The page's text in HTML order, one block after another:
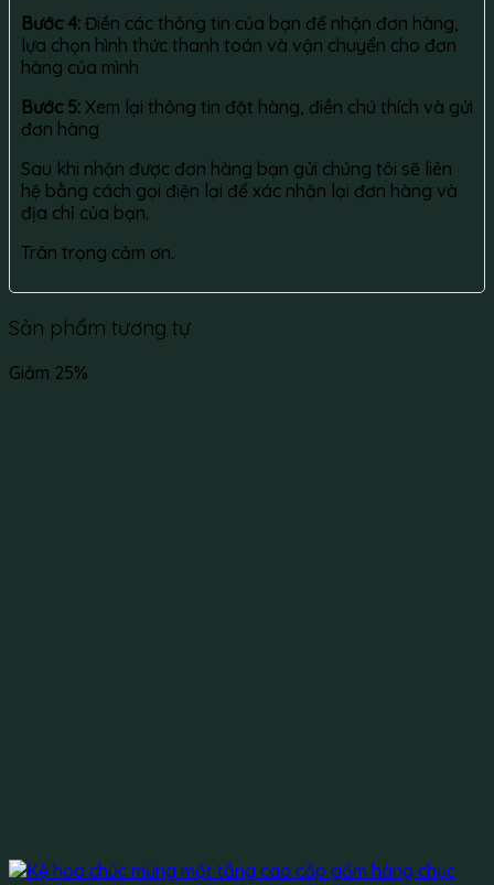
Bước 4: Điền các thông tin của bạn để nhận đơn hàng,
lựa chọn hình thức thanh toán và vận chuyển cho đơn
hàng của mình
Bước 5: Xem lại thông tin đặt hàng, điền chú thích và gửi
đơn hàng
Sau khi nhận được đơn hàng bạn gửi chúng tôi sẽ liên
hệ bằng cách gọi điện lại để xác nhận lại đơn hàng và
địa chỉ của bạn.
Trân trọng cảm ơn.
Sản phẩm tương tự
Giảm 25%